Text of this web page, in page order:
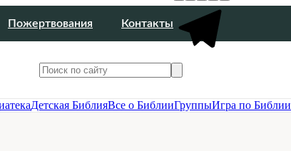
Пожертвования Контакты
Детская БиблияВсе о БиблииГруппыИгра по Библии